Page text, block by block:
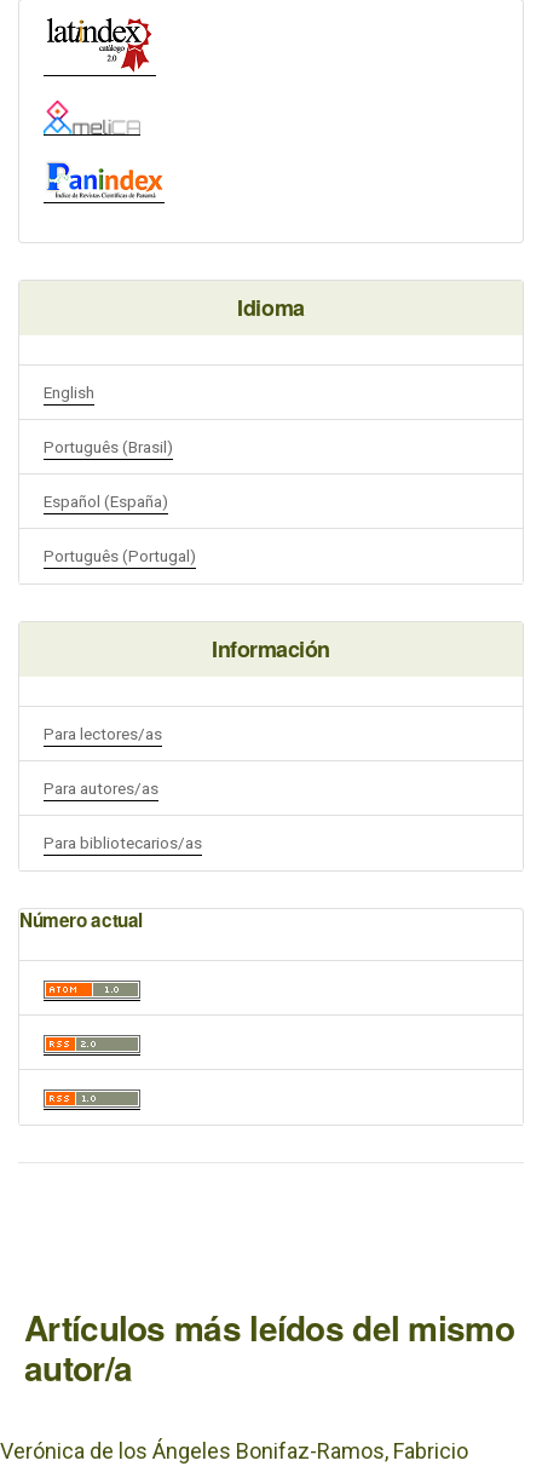
Idioma
English
Português (Brasil)
Español (España)
Português (Portugal)
Información
Para lectores/as
Para autores/as
Para bibliotecarios/as
Número actual
Artículos más leídos del mismo
autor/a
Verónica de los Ángeles Bonifaz-Ramos, Fabricio